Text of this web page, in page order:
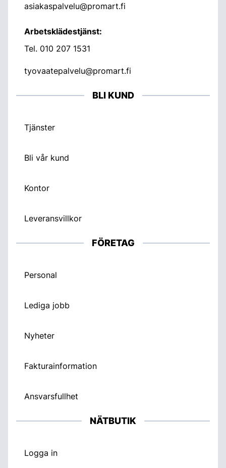
asiakaspalvelu@promart.fi
Arbetsklädestjänst:
Tel. 010 207 1531
tyovaatepalvelu@promart.fi
BLI KUND
Tjänster
Bli vår kund
Kontor
Leveransvillkor
FÖRETAG
Personal
Lediga jobb
Nyheter
Fakturainformation
Ansvarsfullhet
NÄTBUTIK
Logga in